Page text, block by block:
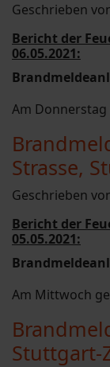
Geschrieben
Bericht der
06.05.2021:
Am Donnerstag
Strasse,
Geschrieben
Bericht der
05.05.2021:
Am Mittwoch
Stuttgart-